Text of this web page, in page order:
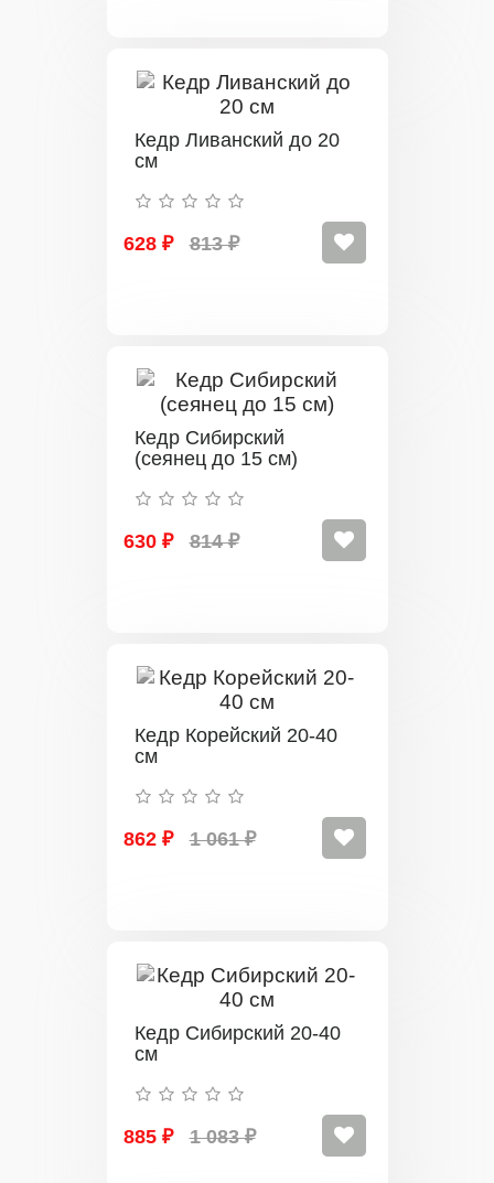
Кедр Ливанский до 20
см
628 ₽ 813 ₽
Кедр Сибирский
(сеянец до 15 см)
630 ₽ 814 ₽
Кедр Корейский 20-40
см
862 ₽ 1 061 ₽
Кедр Сибирский 20-40
см
885 ₽ 1 083 ₽